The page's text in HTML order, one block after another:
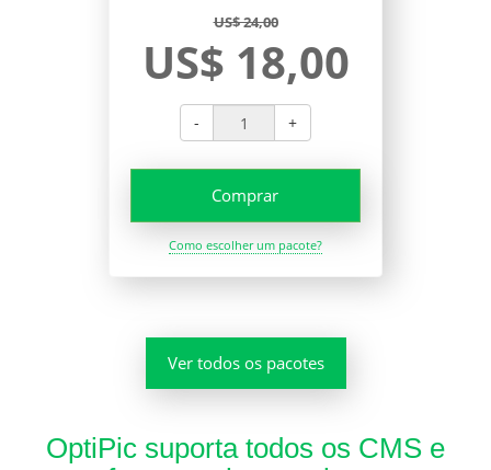
US$ 24,00
US$ 18,00
- +
Comprar
Como escolher um pacote?
Ver todos os pacotes
OptiPic suporta todos os CMS e